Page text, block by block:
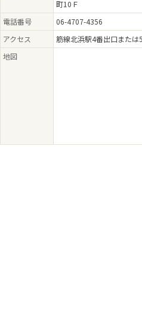
町10Ｆ
電話番号
06-4707-4356
アクセス
筋線北浜駅4番出口また
地図